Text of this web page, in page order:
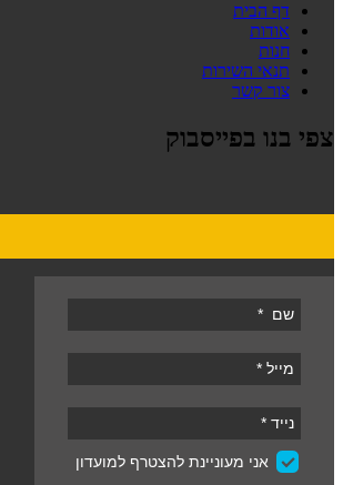
דף הבית
אודות
חנות
תנאי השירות
צור קשר
צפי בנו בפייסבוק